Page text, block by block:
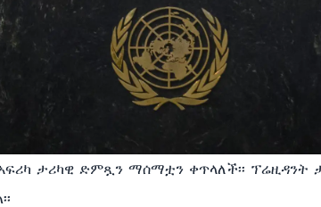
ታሪካዊ ድምጿን ማሰማቷን ቀጥላለች፡፡